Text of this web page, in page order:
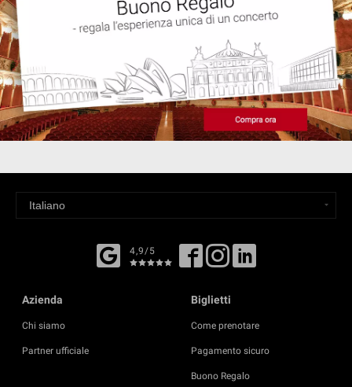
4,9/5
Azienda
Chi siamo
Partner ufficiale
Biglietti
Come prenotare
Pagamento sicuro
Buono Regalo